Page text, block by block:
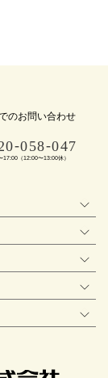
のお問い合わせ
-058-047
17:00（12:00〜13:00休）